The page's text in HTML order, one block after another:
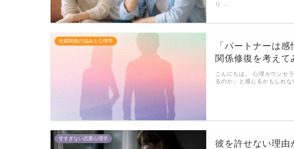
り …
夫婦関係の悩みと心理学
「パートナーは
関係修復を考えて
こんにちは。 心理カウンセ
るのか」と感じるかもしれ
甘すぎない恋愛心理学
彼を許せない理由